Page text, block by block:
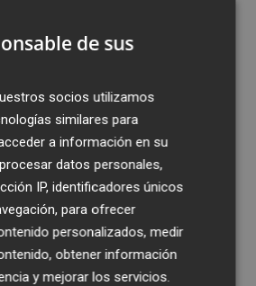
Torres en Foios, en imágenes
con un baño de masas en su
voy siempre digo que soy de Foios"
Ferran Torres
llevaron a Paco Rabal de Águilas a la
recupera la voz y la mirada
de sus
socios utilizamos
similares para
a información en su
datos personales,
IP, identificadores únicos
para ofrecer
personalizados, medir
obtener información
y mejorar los servicios.